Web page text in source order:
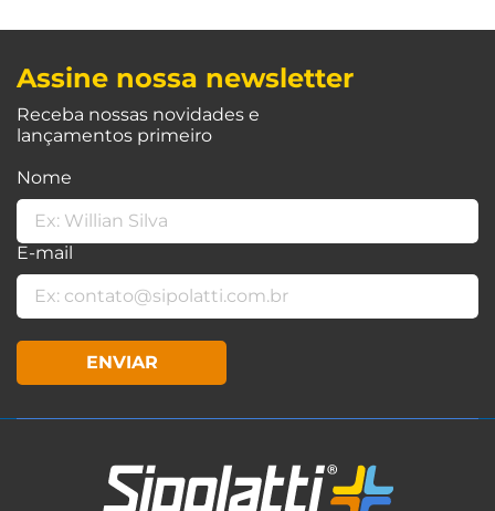
Assine nossa newsletter
Receba nossas novidades e
lançamentos primeiro
Nome
E-mail
ENVIAR